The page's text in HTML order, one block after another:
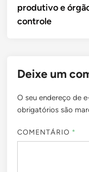
produtivo e
controle
Deixe um
O seu endereço de
obrigatórios são
COMENTÁRIO *